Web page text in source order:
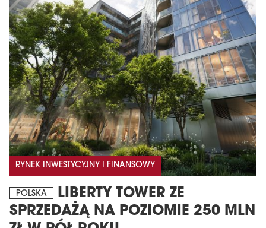
RYNEK INWESTYCYJNY I FINANSOWY
POLSKA
LIBERTY TOWER ZE
SPRZEDAŻĄ NA POZIOMIE 250 MLN